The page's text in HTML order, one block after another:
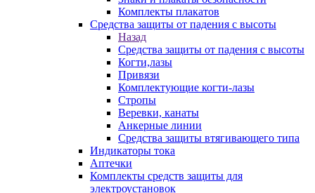
Комплекты плакатов
Средства защиты от падения с высоты
Назад
Средства защиты от падения с высоты
Когти,лазы
Привязи
Комплектующие когти-лазы
Стропы
Веревки, канаты
Анкерные линии
Средства защиты втягивающего типа
Индикаторы тока
Аптечки
Комплекты средств защиты для
электроустановок